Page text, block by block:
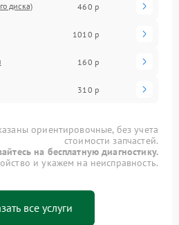
диска) 460 р
1010 р
160 р
310 р
ориентировочные, без учета
стоимости запчастей.
на бесплатную диагностику.
и укажем на неисправность.
все услуги